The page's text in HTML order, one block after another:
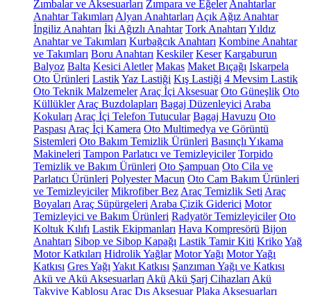
Zımbalar ve Aksesuarları Zımpara ve Eğeler Anahtarlar
Anahtar Takımları Alyan Anahtarları Açık Ağız Anahtar
İngiliz Anahtarı İki Ağızlı Anahtar Tork Anahtarı Yıldız
Anahtar ve Takımları Kurbağcık Anahtarı Kombine Anahtar
ve Takımları Boru Anahtarı Keskiler Keser Kargaburun
Balyoz Balta Kesici Aletler Makas Maket Bıçağı Iskarpela
Oto Ürünleri LastikYaz Lastiği Kış Lastiği 4 Mevsim Lastik
Oto Teknik Malzemeler Araç İçi Aksesuar Oto Güneşlik Oto
Küllükler Araç Buzdolapları Bagaj Düzenleyici Araba
Kokuları Araç İçi Telefon Tutucular Bagaj Havuzu Oto
Paspası Araç İçi Kamera Oto Multimedya ve Görüntü
Sistemleri Oto Bakım Temizlik Ürünleri Basınçlı Yıkama
Makineleri Tampon Parlatıcı ve Temizleyiciler Torpido
Temizlik ve Bakım Ürünleri Oto Şampuan Oto Cila ve
Parlatıcı Ürünleri Polyester Macun Oto Cam Bakım Ürünleri
ve Temizleyiciler Mikrofiber Bez Araç Temizlik Seti Araç
Boyaları Araç Süpürgeleri Araba Çizik Giderici Motor
Temizleyici ve Bakım Ürünleri Radyatör Temizleyiciler Oto
Koltuk Kılıfı Lastik Ekipmanları Hava Kompresörü Bijon
Anahtarı Sibop ve Sibop Kapağı Lastik Tamir Kiti KrikoYağ
Motor Katkıları Hidrolik Yağlar Motor Yağı Motor Yağı
Katkısı Gres Yağı Yakıt Katkısı Şanzıman Yağı ve Katkısı
Akü ve Akü Aksesuarları Akü Akü Şarj Cihazları Akü
Takviye Kablosu Araç Dış Aksesuar Plaka Aksesuarları